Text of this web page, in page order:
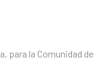
para la Comunidad